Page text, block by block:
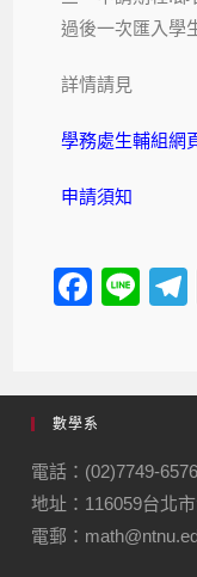
過後一次匯入學
詳情請見
學務處生輔組網
申請須知
F
e
b
o
o
k
Li
數學系
電話：(02)7749-6576
地址：116059台北
電郵：